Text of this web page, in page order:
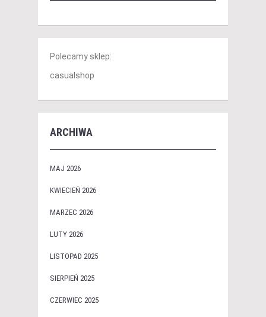
Polecamy sklep:
casualshop
ARCHIWA
MAJ 2026
KWIECIEŃ 2026
MARZEC 2026
LUTY 2026
LISTOPAD 2025
SIERPIEŃ 2025
CZERWIEC 2025